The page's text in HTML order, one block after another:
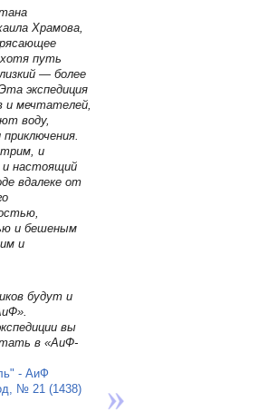
Храмова,
путь
— более
экспедиция
и мечтателей,
воду,
и
и настоящий
вдалеке от
и бешеным
и
будут и
вы
в «АиФ-
- АиФ
№ 21 (1438)